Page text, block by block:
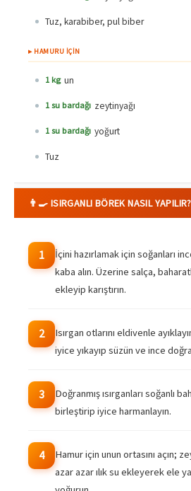
Tuz, karabiber, pul biber
▸ HAMURU İÇİN
1 kg un
1 su bardağı zeytinyağı
1 su bardağı yoğurt
Tuz
👨‍🍳 ISIRGANLI BÖREK NASIL YAPILIR?
1
İçini hazırlamak için soğanları
kaba alın. Üzerine salça,
ekleyip karıştırın.
2
Isırgan otlarını eldivenle
iyice yıkayıp süzün ve ince
3
Doğranmış ısırganları soğanlı
birleştirip iyice harmanlayın.
4
Hamur için unun ortasını açın;
azar azar ılık su ekleyerek ele